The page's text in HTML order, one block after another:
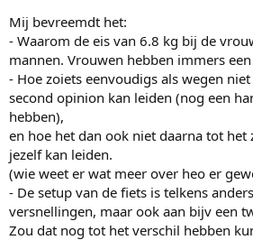
Mij bevreemdt het:
- Waarom de eis van 6.8 kg bij de
mannen. Vrouwen hebben immers
- Hoe zoiets eenvoudigs als wegen
second opinion kan leiden (nog een
hebben),
en hoe het dan ook niet daarna tot het
jezelf kan leiden.
(wie weet er wat meer over heo er
- De setup van de fiets is telkens
versnellingen, maar ook aan bijv een
Zou dat nog tot het verschil hebben